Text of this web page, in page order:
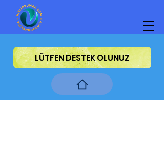
LÜTFEN DESTEK OLUNUZ